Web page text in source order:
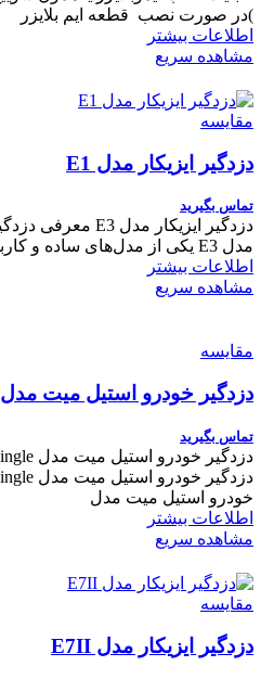
)در صورت نصب قطعه ایم بلایزر
اطلاعات بیشتر
مشاهده سریع
مقایسه
دزدگیر ایزیکار مدل E1
تماس بگیرید
مدل E3 یکی از مدل‌های ساده و کاربردی برند Easycar
اطلاعات بیشتر
مشاهده سریع
مقایسه
دزدگیر خودرو استیل میت مدل Ranger5163 single
تماس بگیرید
خودرو استیل میت مدل
اطلاعات بیشتر
مشاهده سریع
مقایسه
دزدگیر ایزیکار مدل E7II